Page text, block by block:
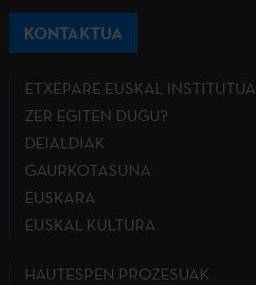
KONTAKTUA
ETXEPARE EUSKAL INSTITUTUA
ZER EGITEN DUGU?
DEIALDIAK
GAURKOTASUNA
EUSKARA
EUSKAL KULTURA
HAUTESPEN PROZESUAK